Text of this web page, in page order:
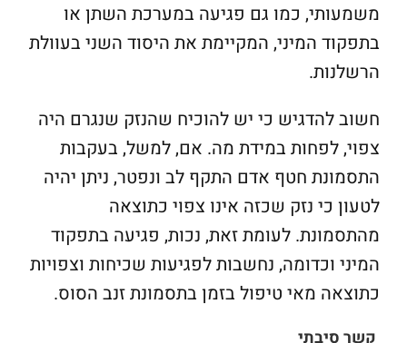
משמעותי, כמו גם פגיעה במערכת השתן או
בתפקוד המיני, המקיימת את היסוד השני בעוולת
הרשלנות.
חשוב להדגיש כי יש להוכיח שהנזק שנגרם היה
צפוי, לפחות במידת מה. אם, למשל, בעקבות
התסמונת חטף אדם התקף לב ונפטר, ניתן יהיה
לטעון כי נזק שכזה אינו צפוי כתוצאה
מהתסמונת. לעומת זאת, נכות, פגיעה בתפקוד
המיני וכדומה, נחשבות לפגיעות שכיחות וצפויות
כתוצאה מאי טיפול בזמן בתסמונת זנב הסוס.